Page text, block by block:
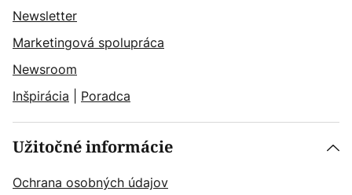
Newsletter
Marketingová spolupráca
Newsroom
Inšpirácia
Poradca
Užitočné informácie
Ochrana osobných údajov